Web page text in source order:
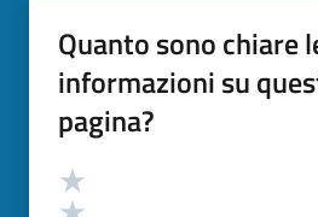
Quanto sono chiare
informazioni su
pagina?
Valutazione